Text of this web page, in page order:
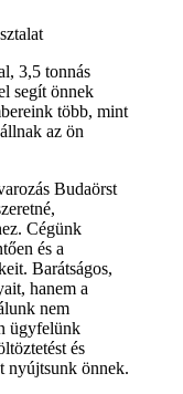
3,5 tonnás
segít önnek
több, mint
az ön
Budaörst
Cégünk
és a
Barátságos,
hanem a
nem
ügyfelünk
és
nyújtsunk önnek.